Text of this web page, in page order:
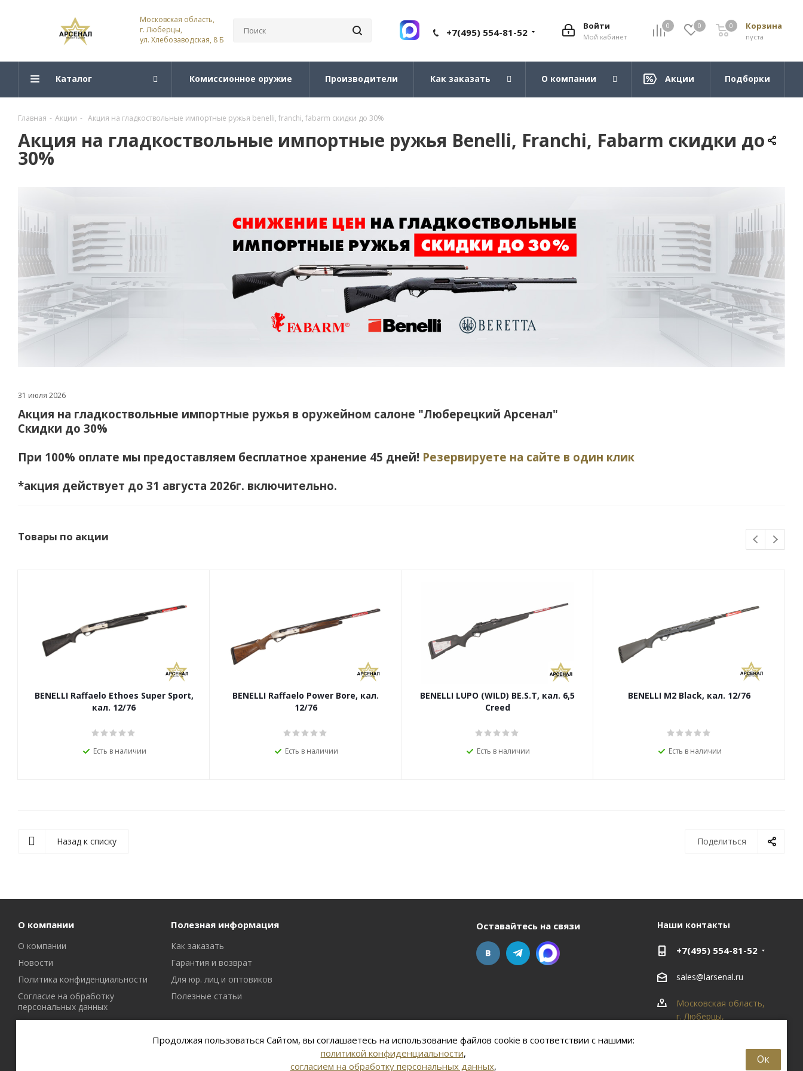
Продолжая пользоваться Сайтом, вы соглашаетесь на использование файлов cookie в соответствии с нашими:
политикой конфиденциальности,
согласием на обработку персональных данных,
Ок
Московская область,
г. Люберцы,
ул. Хлебозаводская, 8 Б
0 0 Корзина
пуста
0
Войти
Мой кабинет
+7(495) 554-81-52
Каталог Комиссионное оружие Производители Как заказать О компании Акции Подборки
Главная - Акции - Акция на гладкоствольные импортные ружья benelli, franchi, fabarm cкидки до 30%
Акция на гладкоствольные импортные ружья Benelli, Franchi, Fabarm cкидки до
30%
31 июля 2026
Акция на гладкоствольные импортные ружья в оружейном салоне "Люберецкий Арсенал"
Скидки до 30%
При 100% оплате мы предоставляем бесплатное хранение 45 дней! Резервируете на сайте в один клик
*акция действует до 31 августа 2026г. включительно.
Товары по акции
BENELLI Raffaelo Ethoes Super Sport,
кал. 12/76
Есть в наличии
BENELLI Raffaelo Power Bore, кал.
12/76
Есть в наличии
BENELLI LUPO (WILD) BE.S.T, кал. 6,5
Creed
Есть в наличии
BENELLI M2 Black, кал. 12/76
Есть в наличии
Поделиться
Назад к списку
О компании
О компании
Новости
Политика конфиденциальности
Согласие на обработку
персональных данных
Политика в отношении файлов
Полезная информация
Как заказать
Гарантия и возврат
Для юр. лиц и оптовиков
Полезные статьи
Оставайтесь на связи Наши контакты
+7(495) 554-81-52
sales@larsenal.ru
Московская область,
г. Люберцы,